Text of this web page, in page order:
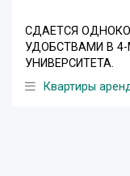
СДАЕТСЯ
УДОБСТВАМИ В
УНИВЕРСИТЕТА.
Квартиры